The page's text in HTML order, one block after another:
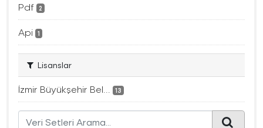
Pdf 2
Api 1
Lisanslar
İzmir Büyükşehir Bel... 13